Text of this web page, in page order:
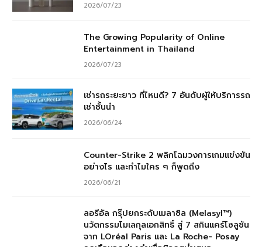
2026/07/23
The Growing Popularity of Online
Entertainment in Thailand
2026/07/23
เช่ารถระยะยาว ที่ไหนดี? 7 อันดับผู้ให้บริการรถ
เช่าชั้นนำ
2026/06/24
Counter-Strike 2 พลิกโฉมวงการเกมแข่งขัน
อย่างไร และทำไมใคร ๆ ก็พูดถึง
2026/06/21
ลอรีอัล กรุ๊ปยกระดับเมลาซิล (Melasyl™)
นวัตกรรมโมเลกุลเอกสิทธิ์ สู่ 7 สกินแคร์โซลูชัน
จาก LOréal Paris และ La Roche- Posay